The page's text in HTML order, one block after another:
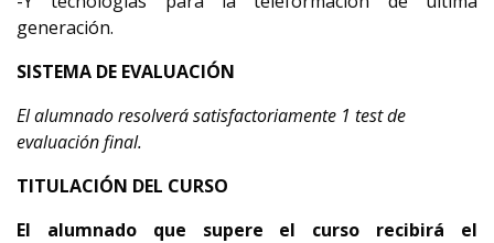
generación.
SISTEMA DE EVALUACIÓN
El alumnado resolverá satisfactoriamente 1 test de
evaluación final.
TITULACIÓN DEL CURSO
El alumnado que supere el curso recibirá el